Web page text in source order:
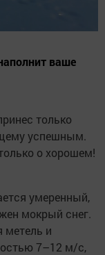
ваше
только
успешным.
о хорошем!
умеренный,
мокрый снег.
метель и
7–12 м/с,